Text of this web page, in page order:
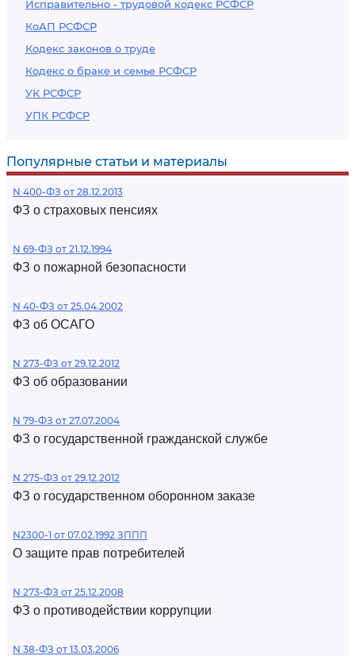
Исправительно - трудовой кодекс РСФСР
КоАП РСФСР
Кодекс законов о труде
Кодекс о браке и семье РСФСР
УК РСФСР
УПК РСФСР
Популярные статьи и материалы
N 400-ФЗ от 28.12.2013
ФЗ о страховых пенсиях
N 69-ФЗ от 21.12.1994
ФЗ о пожарной безопасности
N 40-ФЗ от 25.04.2002
ФЗ об ОСАГО
N 273-ФЗ от 29.12.2012
ФЗ об образовании
N 79-ФЗ от 27.07.2004
ФЗ о государственной гражданской службе
N 275-ФЗ от 29.12.2012
ФЗ о государственном оборонном заказе
N2300-1 от 07.02.1992 ЗППП
О защите прав потребителей
N 273-ФЗ от 25.12.2008
ФЗ о противодействии коррупции
N 38-ФЗ от 13.03.2006